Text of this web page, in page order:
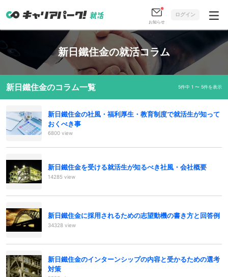
お知らせ
ログイン
新日鐵住金の就活コラム
新日鐵住金のコラム一覧 5件中 1 〜 5件を表示
新日鐵住金の社風・福利厚生・教育制度で就活生が知って
おくべき事
6800 view
新日鐵住金を受ける就活生が知るべき社風・会社概要
14285 view
新日鐵住金に採用されるための志望動機の書き方と回答例
34328 view
新日鐵住金のインターンシップの内容と受かるための選考
対策